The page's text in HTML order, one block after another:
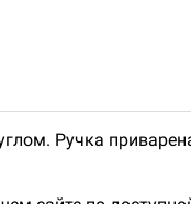
Ручка